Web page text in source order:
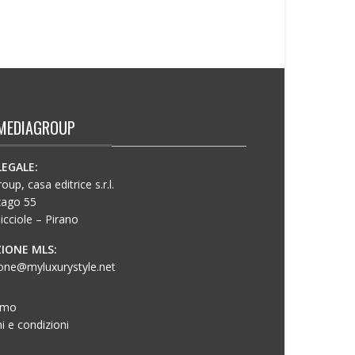
casa editrice s.r.l.
55
– Pirano
MLS:
e condizioni